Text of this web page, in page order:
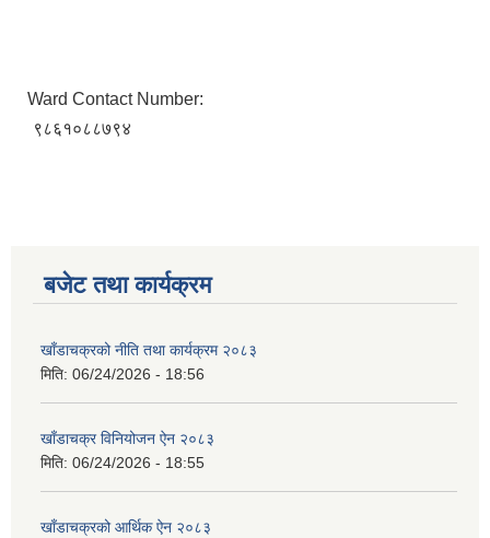
Ward Contact Number:
९८६१०८८७९४
बजेट तथा कार्यक्रम
खाँडाचक्रको नीति तथा कार्यक्रम २०८३
मिति: 06/24/2026 - 18:56
खाँडाचक्र विनियोजन ऐन २०८३
मिति: 06/24/2026 - 18:55
खाँडाचक्रको आर्थिक ऐन २०८३